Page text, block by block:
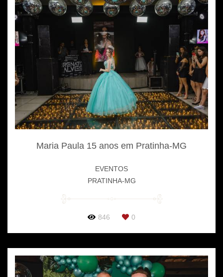
Maria Paula 15 anos em Pratinha-MG
EVENTOS
PRATINHA-MG
846 0